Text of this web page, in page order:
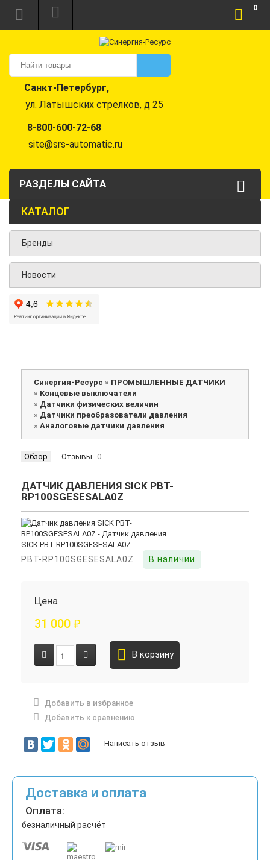
Санкт-Петербург,
ул. Латышских стрелков, д 25
8-800-600-72-68
site@srs-automatic.ru
0
РАЗДЕЛЫ САЙТА
КАТАЛОГ
Бренды
Новости
Синергия-Ресурс » ПРОМЫШЛЕННЫЕ ДАТЧИКИ
» Концевые выключатели
» Датчики физических величин
» Датчики преобразователи давления
» Аналоговые датчики давления
Обзор Отзывы 0
ДАТЧИК ДАВЛЕНИЯ SICK PBT-
RP100SGESESALA0Z
PBT-RP100SGESESALA0Z В наличии
Цена
31 000 ₽
В корзину
Добавить в избранное
Добавить к сравнению
Написать отзыв
Доставка и оплата
Оплата:
безналичный расчёт